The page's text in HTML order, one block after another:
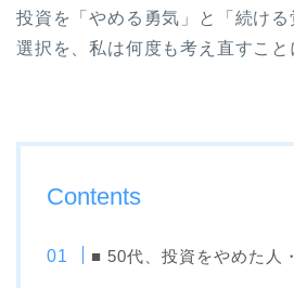
投資を「やめる勇気」と「続け
選択を、私は何度も考え直すこと
Contents
■ 50代、投資をやめた人